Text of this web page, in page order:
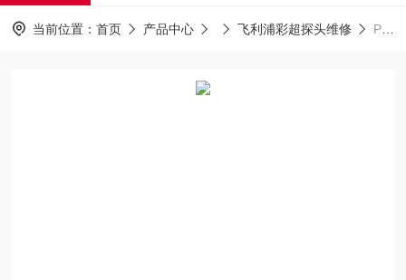
当前位置： 首页 产品中心 飞利浦彩超探头维修 PHILIPS探头维修飞利浦腹部探头上机图像显示不清晰维修解决